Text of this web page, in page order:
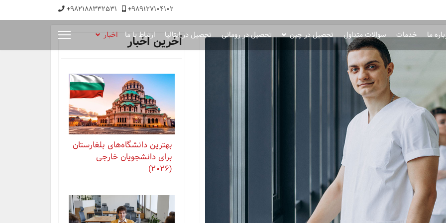
+982188332531 +989127104102
ما خدمات سوالات متداول تحصیل در چین تحصیل در رومانی تحصیل در ایتالیا ارتباط با ما اخبار آخرین اخبار
بهترین دانشگاه‌های بلغارستان
برای دانشجویان خارجی
(2026)